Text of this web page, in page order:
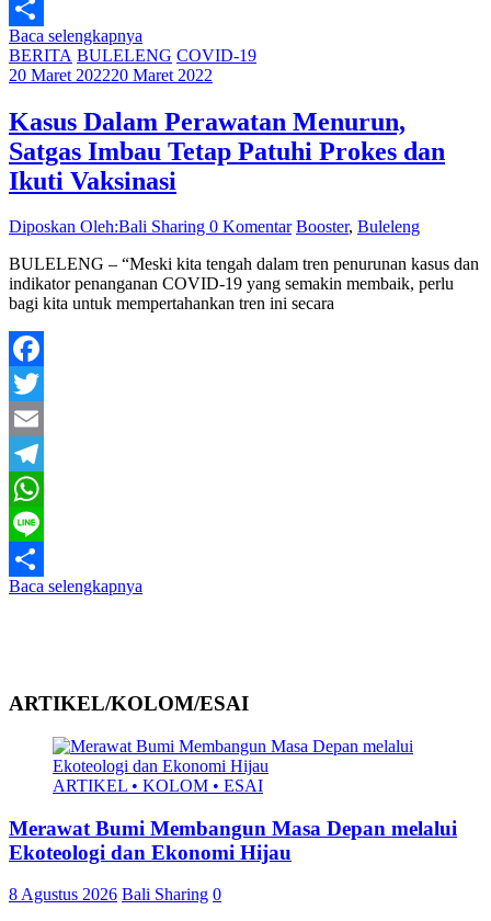
Line
Share
Baca selengkapnya
BERITA BULELENG COVID-19
20 Maret 202220 Maret 2022
Kasus Dalam Perawatan Menurun,
Satgas Imbau Tetap Patuhi Prokes dan
Ikuti Vaksinasi
Diposkan Oleh:Bali Sharing 0 Komentar Booster, Buleleng
BULELENG – “Meski kita tengah dalam tren penurunan kasus dan
indikator penanganan COVID-19 yang semakin membaik, perlu
bagi kita untuk mempertahankan tren ini secara
Facebook
Twitter
Email
Telegram
WhatsApp
Line
Share
Baca selengkapnya
ARTIKEL/KOLOM/ESAI
ARTIKEL • KOLOM • ESAI
Merawat Bumi Membangun Masa Depan melalui
Ekoteologi dan Ekonomi Hijau
8 Agustus 2026 Bali Sharing 0